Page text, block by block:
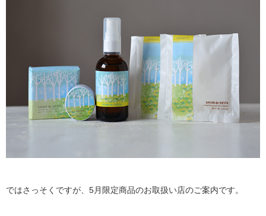
ではさっそくですが、5月限定商品のお取扱い店のご案内です。